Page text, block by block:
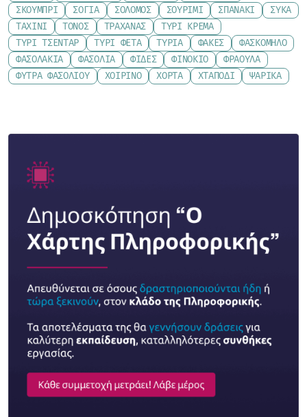
ΣΚΟΥΜΠΡΊ
ΣΌΓΙΑ ΣΟΛΟΜΌΣ ΣΟΥΡΊΜΙ ΣΠΑΝΆΚΙ
ΣΎΚΑ
ΤΑΧΊΝΙ
ΤΌΝΟΣ ΤΡΑΧΑΝΆΣ
ΤΥΡΊ ΚΡΈΜΑ
ΤΥΡΊ ΤΣΈΝΤΑΡ
ΤΥΡΊ ΦΈΤΑ ΤΥΡΙΆ ΦΑΚΈΣ
ΦΑΣΚΌΜΗΛΟ
ΦΑΣΟΛΆΚΙΑ
ΦΑΣΌΛΙΑ ΦΙΔΈΣ ΦΙΝΌΚΙΟ
ΦΡΆΟΥΛΑ
ΦΎΤΡΑ ΦΑΣΟΛΙΟΎ
ΧΟΙΡΙΝΌ ΧΌΡΤΑ ΧΤΑΠΌΔΙ ΨΑΡΙΚΆ